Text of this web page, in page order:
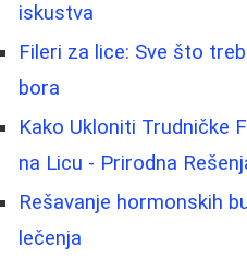
iskustva
Fileri za lice: Sve što
bora
Kako Ukloniti Trudničke
na Licu - Prirodna
Rešavanje hormonskih
lečenja